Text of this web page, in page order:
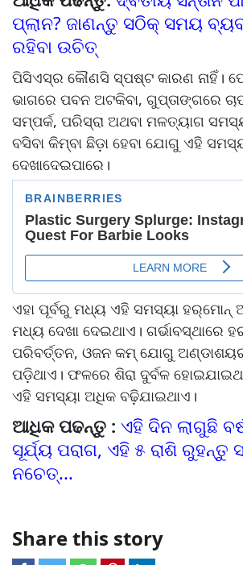
ପ୍ଲାନ? ଜାଣନ୍ତୁ ସଠିକ୍ ସମୟ
ରହିବା ଉଚିତ୍
ପିସିଏସ୍‌ର କୌଣସି ସ୍ପଷ୍ଟ କାରଣ ନାହିଁ।
ଭାଗରେ ପବନ ଅଟକିବା, ଗୁପ୍ତାଙ୍ଗରେ
ସମ୍ପର୍କ, ପରିସ୍ରା ଅଥବା ମଳତ୍ୟାଗ
ବସିବା କିମ୍ବା ଛିଡ଼ା ହେବା ଯୋଗୁ ଏହି
ଦେଖାଦେଇପାରେ।
ଏହା ପୂର୍ବରୁ ମଧ୍ୟ ଏହି ସମସ୍ୟା
ମଧ୍ୟ ଦେଖା ଦେଇଥାଏ। ଗର୍ଭାବସ୍ଥାରେ
ପରିବର୍ତ୍ତନ, ଓଜନ କମ୍‌ ଯୋଗୁ
ପଡ଼ିଥାଏ। ଫଳରେ ଶିରା ଦୁର୍ବଳ
ଏହି ସମସ୍ୟା ଅଧିକ ବଢ଼ିଯାଇଥାଏ।
ଆଧିକ ପଢନ୍ତୁ : ଏହି ଦିନ ଲାଗୁଛି
ସୂର୍ଯ୍ୟ ପରାଗ, ଏହି ୫ ରାଶି ରୁହନ୍ତୁ
ନଚେତ୍...
Share this story